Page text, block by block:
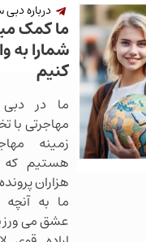
درباره دبی ساید
ما کمک میکنیم تا
شمارا به واقعیت
کنیم
ما در دبی ساید یک
مهاجرتی با تخصص بسیار
زمینه مهاجرت به
هستیم که تجربه
هزاران پرونده مهاجرتی را
ما به آنچه انجام می
عشق می ورزیم و ابزار ،